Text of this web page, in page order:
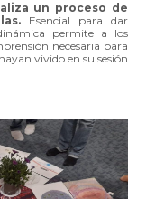
un proceso de
Esencial para dar
permite a los
necesaria para
vivido en su sesión